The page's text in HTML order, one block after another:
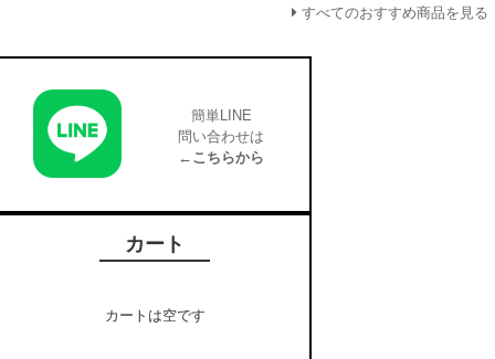
すべてのおすすめ商品を見る
簡単LINE
問い合わせは
←こちらから
カート
カートは空です